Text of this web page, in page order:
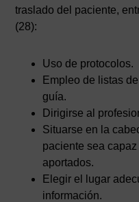
traslado del paciente,
(28):
Uso de protocolos.
Empleo de listas
guía.
Dirigirse al
Situarse en la
paciente sea
aportados.
Elegir el lugar
información.